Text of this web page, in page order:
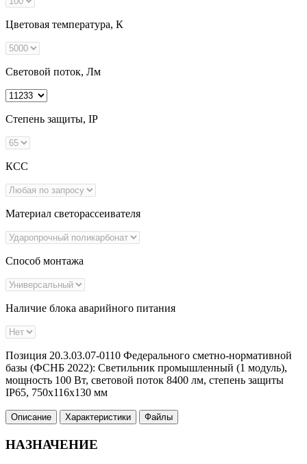
Цветовая температура, К
Световой поток, Лм
Степень защиты, IP
КСС
Материал светорассеивателя
Способ монтажа
Наличие блока аварийного питания
Позиция 20.3.03.07-0110 Федерального сметно-нормативной
базы (ФСНБ 2022): Светильник промышленный (1 модуль),
мощность 100 Вт, световой поток 8400 лм, степень защиты
IP65, 750х116х130 мм
Описание Характеристики Файлы
НАЗНАЧЕНИЕ